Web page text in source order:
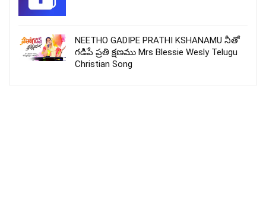
NEETHO GADIPE PRATHI KSHANAMU నీతో
గడిపే ప్రతి క్షణము Mrs Blessie Wesly Telugu
Christian Song